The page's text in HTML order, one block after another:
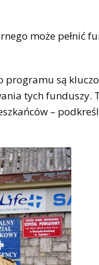
może pełnić
programu są
tych funduszy.
–